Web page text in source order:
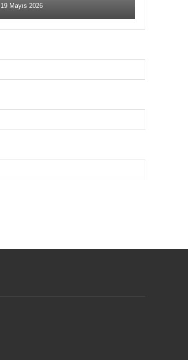
19 Mayıs 2026